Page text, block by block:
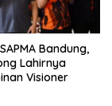
Bandung,
Lahirnya
Visioner